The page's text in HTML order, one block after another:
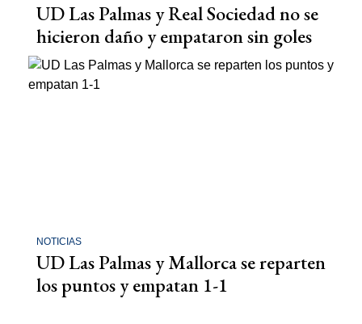
UD Las Palmas y Real Sociedad no se
hicieron daño y empataron sin goles
NOTICIAS
UD Las Palmas y Mallorca se reparten
los puntos y empatan 1-1